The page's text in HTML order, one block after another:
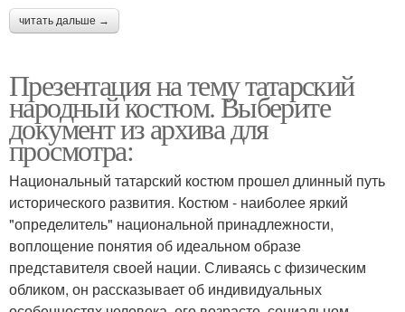
читать дальше →
Презентация на тему татарский
народный костюм. Выберите
документ из архива для
просмотра:
Национальный татарский костюм прошел длинный путь
исторического развития. Костюм - наиболее яркий
"определитель" национальной принадлежности,
воплощение понятия об идеальном образе
представителя своей нации. Сливаясь с физическим
обликом, он рассказывает об индивидуальных